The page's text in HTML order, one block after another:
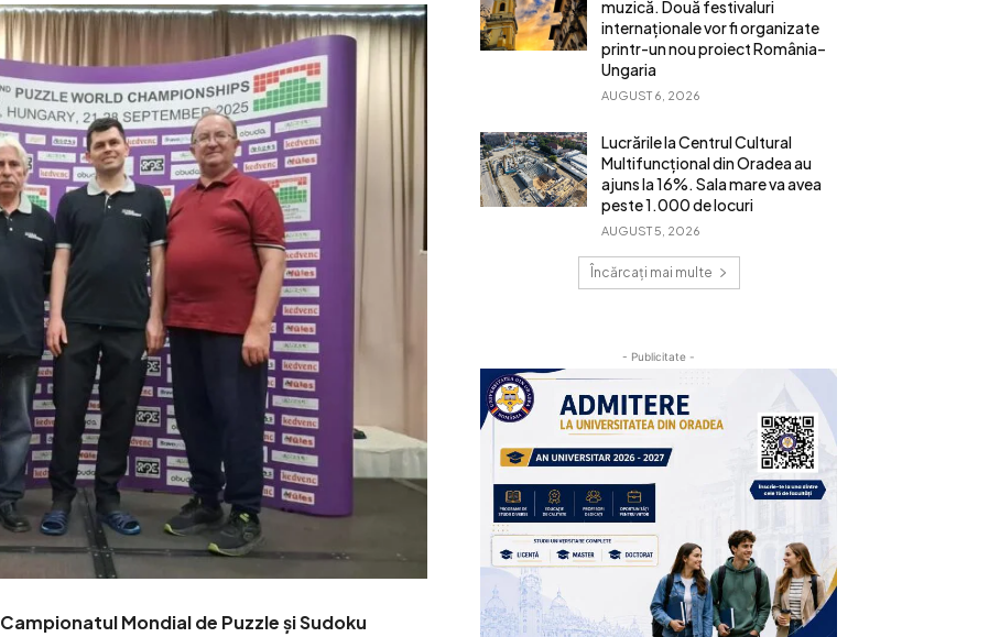
Campionatul Mondial de Puzzle și Sudoku
muzică. Două festivaluri
internaționale vor fi organizate
printr-un nou proiect România–
Ungaria
AUGUST 6, 2026
Lucrările la Centrul Cultural
Multifuncțional din Oradea au
ajuns la 16%. Sala mare va avea
peste 1.000 de locuri
AUGUST 5, 2026
Încărcați mai multe
- Publicitate -